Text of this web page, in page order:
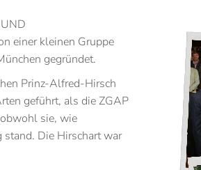
einer kleinen Gruppe
gegründet.
Prinz-Alfred-Hirsch
geführt, als die ZGAP
sie, wie
stand. Die Hirschart war